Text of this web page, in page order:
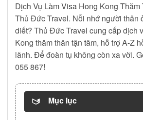
Dịch Vụ Làm Visa Hong Kong Thăm
Thủ Đức Travel. Nỗi nhớ người thân
diết? Thủ Đức Travel cung cấp dịch
Kong thăm thân tận tâm, hỗ trợ A-Z
lãnh. Để đoàn tụ không còn xa vời.
055 867!
Mục lục